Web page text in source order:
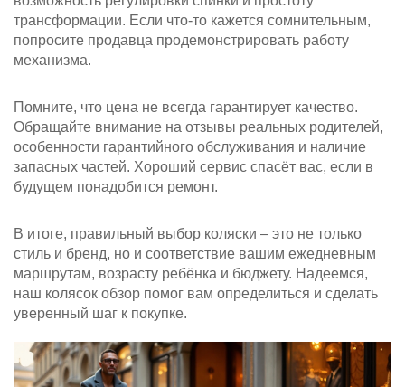
трансформации. Если что‑то кажется сомнительным,
попросите продавца продемонстрировать работу
механизма.
Помните, что цена не всегда гарантирует качество.
Обращайте внимание на отзывы реальных родителей,
особенности гарантийного обслуживания и наличие
запасных частей. Хороший сервис спасёт вас, если в
будущем понадобится ремонт.
В итоге, правильный выбор коляски – это не только
стиль и бренд, но и соответствие вашим ежедневным
маршрутам, возрасту ребёнка и бюджету. Надеемся,
наш колясок обзор помог вам определиться и сделать
уверенный шаг к покупке.